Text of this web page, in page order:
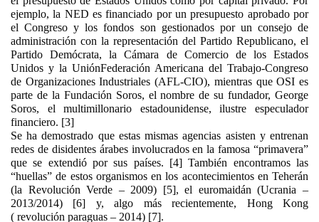
ejemplo, la NED es financiado por un presupuesto aprobado por
el Congreso y los fondos son gestionados por un consejo de
administración con la representación del Partido Republicano, el
Partido Demócrata, la Cámara de Comercio de los Estados
Unidos y la UniónFederación Americana del Trabajo-Congreso
de Organizaciones Industriales (AFL-CIO), mientras que OSI es
parte de la Fundación Soros, el nombre de su fundador, George
Soros, el multimillonario estadounidense, ilustre especulador
financiero. [3]
Se ha demostrado que estas mismas agencias asisten y entrenan
redes de disidentes árabes involucrados en la famosa “primavera”
que se extendió por sus países. [4] También encontramos las
“huellas” de estos organismos en los acontecimientos en Teherán
(la Revolución Verde – 2009) [5], el euromaidán (Ucrania –
2013/2014) [6] y, algo más recientemente, Hong Kong
( revolución paraguas – 2014) [7].